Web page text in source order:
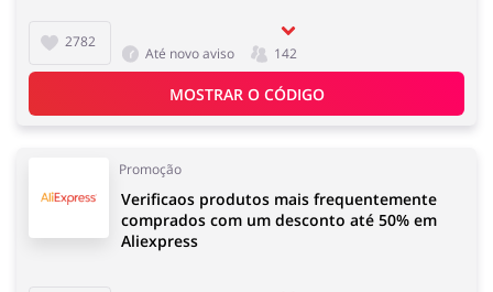
Íntimo Infantil e para Mães
2782
Até novo aviso 142
MOSTRAR O CÓDIGO
Promoção
Verificaos produtos mais frequentemente
comprados com um desconto até 50% em
Aliexpress